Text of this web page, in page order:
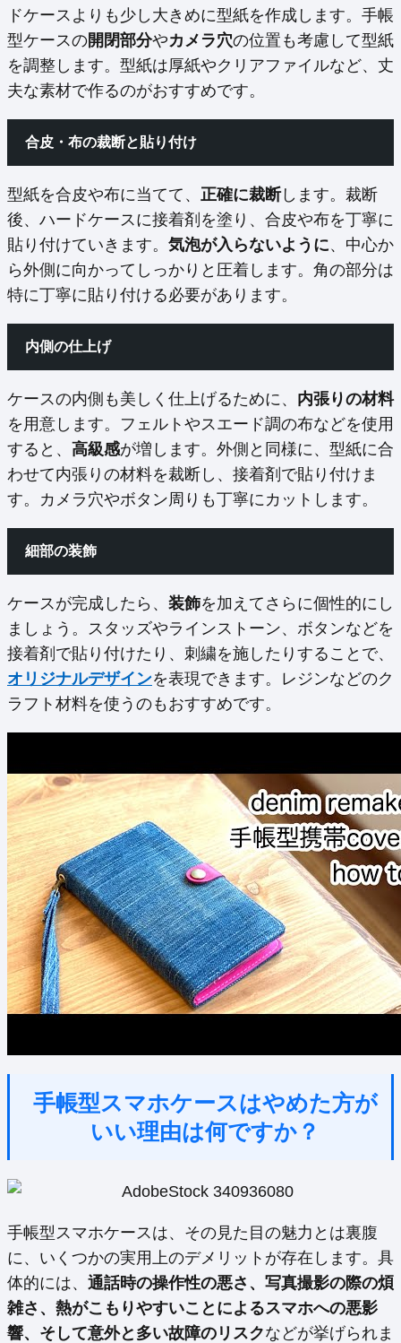
ドケースよりも少し大きめに型紙を作成します。手帳
型ケースの開閉部分やカメラ穴の位置も考慮して型紙
を調整します。型紙は厚紙やクリアファイルなど、丈
夫な素材で作るのがおすすめです。
合皮・布の裁断と貼り付け
型紙を合皮や布に当てて、 正確に裁断します。裁断
後、ハードケースに接着剤を塗り、合皮や布を丁寧に
貼り付けていきます。 気泡が入らないように、中心か
ら外側に向かってしっかりと圧着します。角の部分は
特に丁寧に貼り付ける必要があります。
内側の仕上げ
ケースの内側も美しく仕上げるために、 内張りの材料
を用意します。フェルトやスエード調の布などを使用
すると、 高級感が増します。外側と同様に、型紙に合
わせて内張りの材料を裁断し、接着剤で貼り付けま
す。カメラ穴やボタン周りも丁寧にカットします。
細部の装飾
ケースが完成したら、 装飾を加えてさらに個性的にし
ましょう。スタッズやラインストーン、ボタンなどを
接着剤で貼り付けたり、刺繍を施したりすることで、
オリジナルデザインを表現できます。レジンなどのク
ラフト材料を使うのもおすすめです。
手帳型スマホケースはやめた方が
いい理由は何ですか？
手帳型スマホケースは、その見た目の魅力とは裏腹
に、いくつかの実用上のデメリットが存在します。具
体的には、 通話時の操作性の悪さ、写真撮影の際の煩
雑さ、熱がこもりやすいことによるスマホへの悪影
響、そして意外と多い故障のリスクなどが挙げられま